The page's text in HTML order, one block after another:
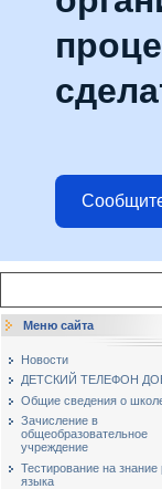
Меню сайта
Новости
ДЕТСКИЙ ТЕЛЕФОН
Общие сведения о
Зачисление в
общеобразовательное
учреждение
Тестирование на знание
языка